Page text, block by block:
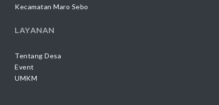
Kecamatan Maro Sebo
LAYANAN
Tentang Desa
Event
UMKM